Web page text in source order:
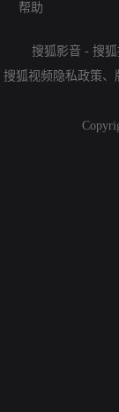
帮助
搜狐影音 - 搜
搜狐视频隐私政策、